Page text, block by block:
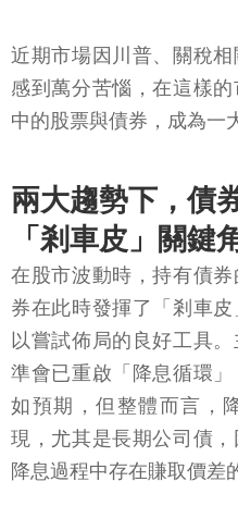
近期市場因川普、關稅
感到萬分苦惱，在這樣
中的股票與債券，成為一
兩大趨勢下，債
「剎車皮」關鍵
在股市波動時，持有債
券在此時發揮了「剎車
以嘗試佈局的良好工具
準會已重啟「降息循環
如預期，但整體而言，
現，尤其是長期公司債
降息過程中存在賺取價差